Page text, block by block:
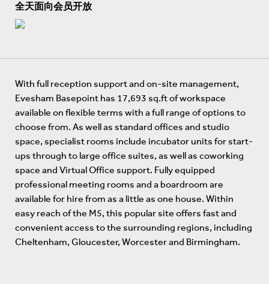
全天面向会员开放
With full reception support and on-site management,
Evesham Basepoint has 17,693 sq.ft of workspace
available on flexible terms with a full range of options to
choose from. As well as standard offices and studio
space, specialist rooms include incubator units for start-
ups through to large office suites, as well as coworking
space and Virtual Office support. Fully equipped
professional meeting rooms and a boardroom are
available for hire from as a little as one house. Within
easy reach of the M5, this popular site offers fast and
convenient access to the surrounding regions, including
Cheltenham, Gloucester, Worcester and Birmingham.